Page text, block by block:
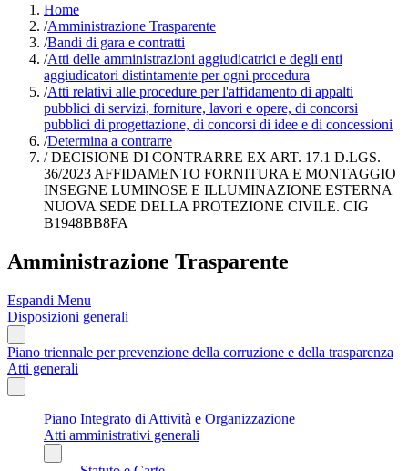
Home
/Amministrazione Trasparente
/Bandi di gara e contratti
/Atti delle amministrazioni aggiudicatrici e degli enti
aggiudicatori distintamente per ogni procedura
/Atti relativi alle procedure per l'affidamento di appalti
pubblici di servizi, forniture, lavori e opere, di concorsi
pubblici di progettazione, di concorsi di idee e di concessioni
/Determina a contrarre
/DECISIONE DI CONTRARRE EX ART. 17.1 D.LGS.
36/2023 AFFIDAMENTO FORNITURA E MONTAGGIO
INSEGNE LUMINOSE E ILLUMINAZIONE ESTERNA
NUOVA SEDE DELLA PROTEZIONE CIVILE. CIG
B1948BB8FA
Amministrazione Trasparente
Espandi Menu
Disposizioni generali
Piano triennale per prevenzione della corruzione e della trasparenza
Atti generali
Piano Integrato di Attività e Organizzazione
Atti amministrativi generali